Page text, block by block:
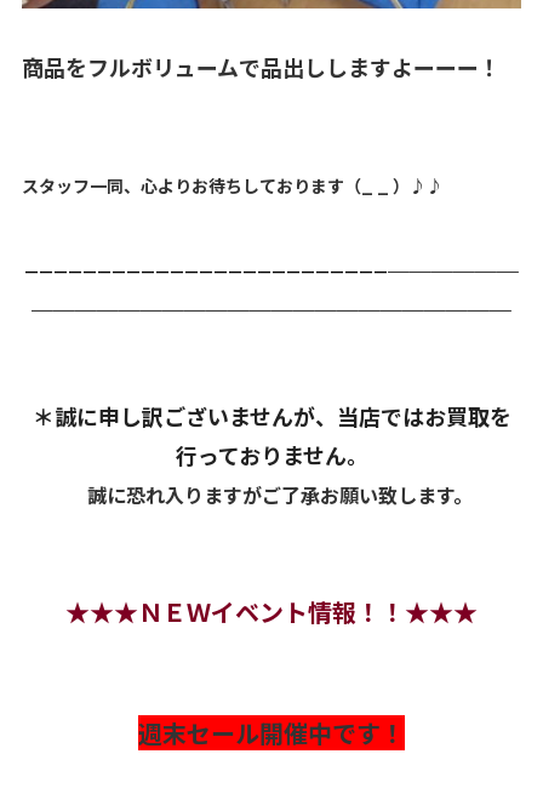
商品をフルボリュームで品出ししますよーーー！
スタッフ一同、心よりお待ちしております（_ _ ）♪♪
＊誠に申し訳ございませんが、当店ではお買取を
行っておりません。
誠に恐れ入りますがご了承お願い致します。
★★★ＮＥＷイベント情報！！★★★
週末セール開催中です！